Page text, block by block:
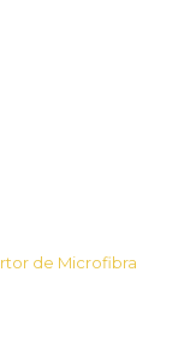
de Microfibra